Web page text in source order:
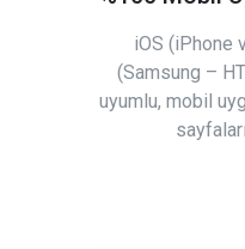
iOS (iPhone
(Samsung –
uyumlu, mobil